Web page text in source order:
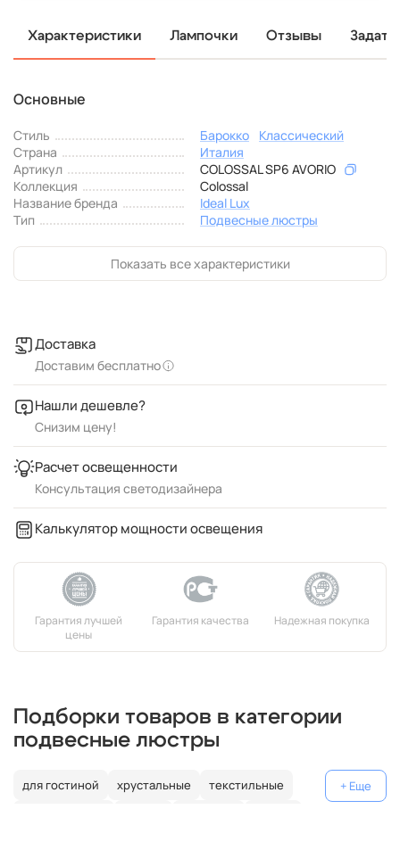
Характеристики Лампочки Отзывы
Основные
Стиль Барокко
Классический
Страна
Италия
Артикул
COLOSSAL SP6 AVORIO
Коллекция
Colossal
Название бренда
Ideal Lux
Тип
Подвесные люстры
Показать все характеристики
Доставка
Доставим бесплатно
Нашли дешевле?
Снизим цену!
Расчет освещенности
Консультация светодизайнера
Калькулятор мощности освещения
Подборки товаров в категории
подвесные люстры
для гостиной хрустальные
текстильные